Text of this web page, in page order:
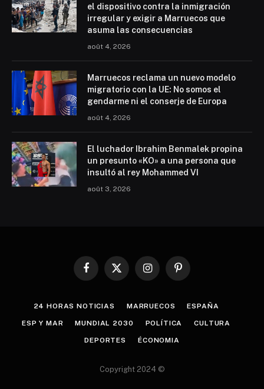
el dispositivo contra la inmigración
irregular y exigir a Marruecos que
asuma las consecuencias
août 4, 2026
Marruecos reclama un nuevo modelo
migratorio con la UE: No somos el
gendarme ni el conserje de Europa
août 4, 2026
El luchador Ibrahim Benmalek propina
un presunto «KO» a una persona que
insultó al rey Mohammed VI
août 3, 2026
Facebook
X
InstagramPinterest
24 HORAS NOTICIAS MARRUECOS ESPAÑA
ESP Y MAR MUNDIAL 2030 POLÍTICA CULTURA
DEPORTES ÉCONOMIA
Copyright 2024 ©